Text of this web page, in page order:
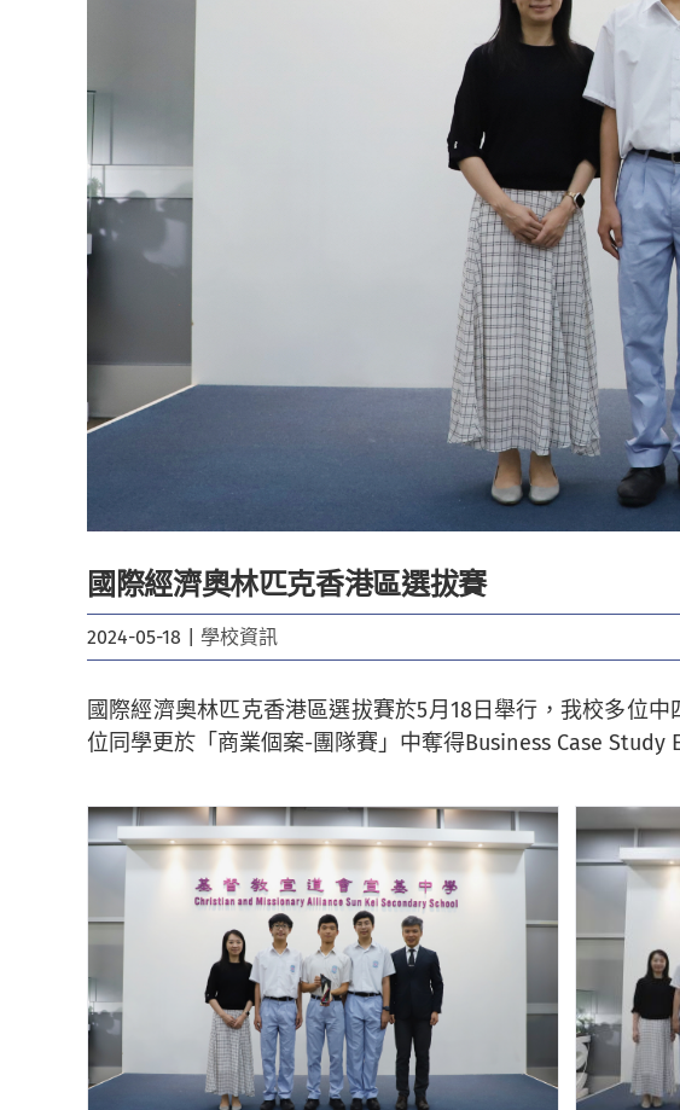
國際經濟奧林匹克香港區選拔賽
2024-05-18 學校資訊
國際經濟奧林匹克香港區選拔賽於5月18日舉行，我校多位
位同學更於「商業個案-團隊賽」中奪得Business Case Study